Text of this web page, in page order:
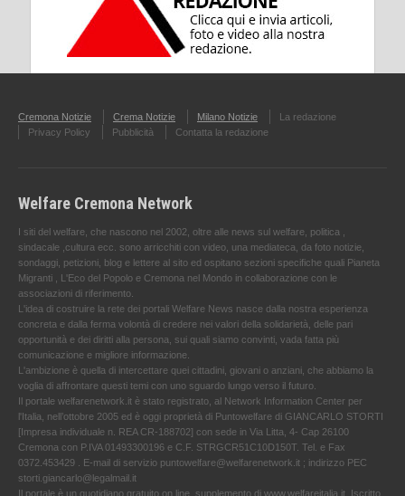
Cremona Notizie Crema Notizie Milano Notizie
La redazione
Privacy Policy
Pubblicità Contatta la redazione
Welfare Cremona Network
I siti del welfare, che nascono nel 2002, oltre alle news sul welfare, politica ,
sindacale ,cultura ecc. sono arricchiti con video, una mediateca, da foto notizie,
sondaggi, petizioni, blog e lettere al sito ed ospitano sezioni specifiche quali Pianeta
Migranti , L'Eco del Popolo e Cremona nel Mondo in collaborazione con le
associazioni di riferimento.
L'idea di costruire la rete dei portali Welfare News nasce dalla nostra esperienza
concreta e dalla ferma volontà di credere nei valori della solidarietà, delle pari
opportunità e dei diritti alla persona, sui quali siamo convinti, vada fatta più
comunicazione e migliore informazione.
L'ambizione è quella di intercettare quei cittadini, giovani o anziani, che abbiamo la
voglia di affrontare questi temi con uno sguardo lungo verso il futuro.
Il portale welfarenetwork.it è stato registrato, al Network Information Center per
l'Italia, nell’ottobre 2005 ed è oggi proprietà di Puntowelfare di GIANCARLO STORTI
[Impresa individuale n. REA CR-188702] con sede in Via Litta, 4- Cap 26100
Cremona con P.IVA 01493300196 e C.F. STRGCR51C10D150T. Tel. e Fax
0372.453429 . E-mail di servizio puntowelfare@welfarenetwork.it ; indirizzo PEC
storti.giancarlo@legalmail.it
Il portale è un quotidiano gratuito on line, supplemento di www.welfareitalia.it ,Iscritto